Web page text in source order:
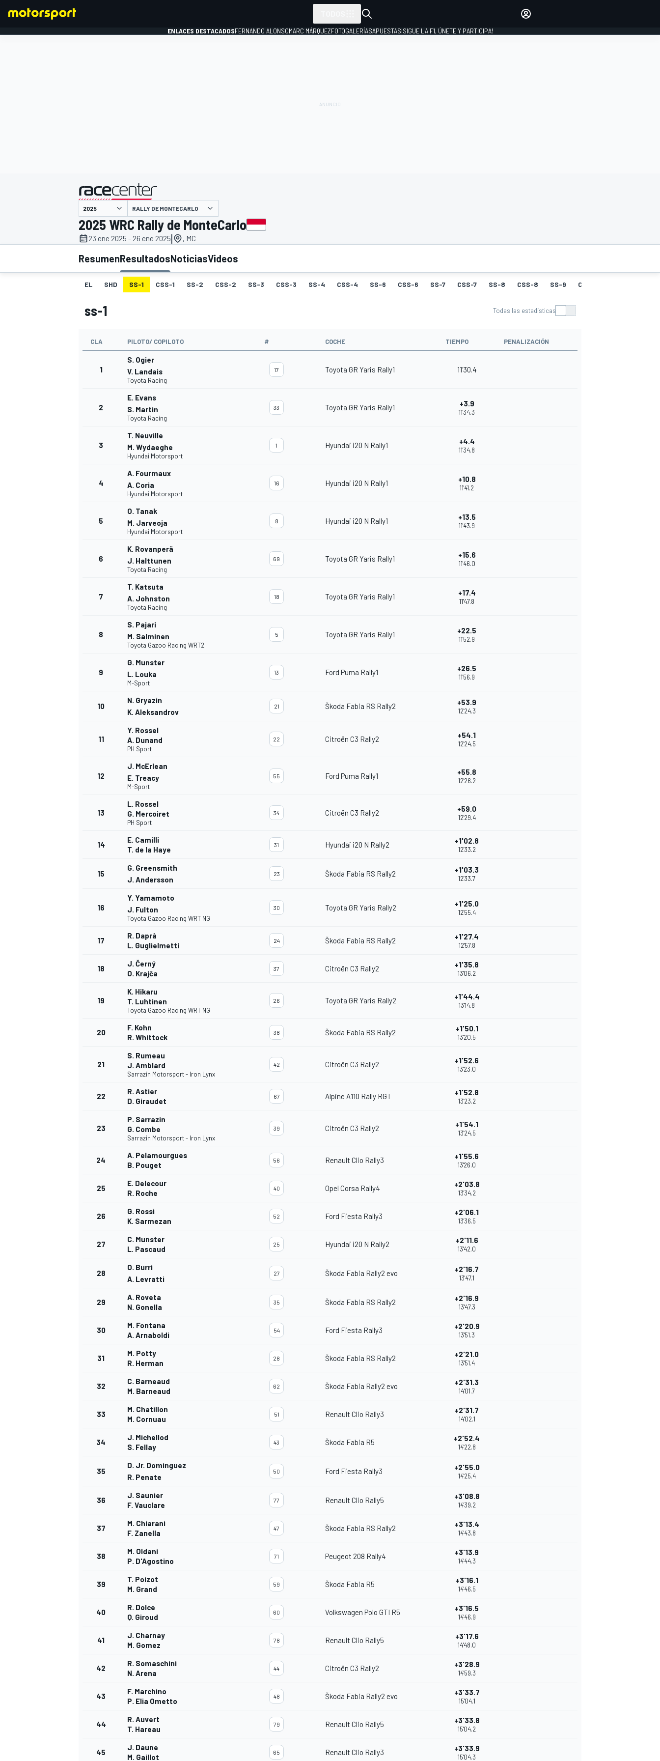
INDYCAR WRC
MÁS CATEGORÍAS
ENLACES DESTACADOSFERNANDO ALONSOMARC MÁRQUEZFOTOGALERÍASAPUESTAS¡SIGUE LA F1, ÚNETE Y PARTICIPA!
presentado por
RALLY DE MONTECARLO
2025 WRC Rally de MonteCarlo
23 ene 2025 - 26 ene 2025| , MC
ResumenResultadosNoticiasVideos
EL SHD SS-1 CSS-1 SS-2 CSS-2 SS-3 CSS-3 SS-4 CSS-4 SS-6 CSS-6 SS-7 CSS-7 SS-8 CSS-8 SS-9 CSS-9
ss-1 Todas las estadísticas
CLA PILOTO/ COPILOTO # COCHE TIEMPO PENALIZACIÓN
1
S. Ogier
V. Landais
Toyota Racing
17 Toyota GR Yaris Rally1 11'30.4
2
E. Evans
S. Martin
Toyota Racing
33 Toyota GR Yaris Rally1 +3.9
11'34.3
3
T. Neuville
M. Wydaeghe
Hyundai Motorsport
1 Hyundai i20 N Rally1 +4.4
11'34.8
4
A. Fourmaux
A. Coria
Hyundai Motorsport
16 Hyundai i20 N Rally1 +10.8
11'41.2
5
O. Tanak
M. Jarveoja
Hyundai Motorsport
8 Hyundai i20 N Rally1 +13.5
11'43.9
6
K. Rovanperä
J. Halttunen
Toyota Racing
69 Toyota GR Yaris Rally1 +15.6
11'46.0
7
T. Katsuta
A. Johnston
Toyota Racing
18 Toyota GR Yaris Rally1 +17.4
11'47.8
8
S. Pajari
M. Salminen
Toyota Gazoo Racing WRT2
5 Toyota GR Yaris Rally1 +22.5
11'52.9
9
G. Munster
L. Louka
M-Sport
13 Ford Puma Rally1 +26.5
11'56.9
10
N. Gryazin
K. Aleksandrov
21 Škoda Fabia RS Rally2 +53.9
12'24.3
11
Y. Rossel
A. Dunand
PH Sport
22 Citroën C3 Rally2 +54.1
12'24.5
12
J. McErlean
E. Treacy
M-Sport
55 Ford Puma Rally1 +55.8
12'26.2
13
L. Rossel
G. Mercoiret
PH Sport
34 Citroën C3 Rally2 +59.0
12'29.4
14
E. Camilli
T. de la Haye
31 Hyundai i20 N Rally2 +1'02.8
12'33.2
15
G. Greensmith
J. Andersson
23 Škoda Fabia RS Rally2 +1'03.3
12'33.7
16
Y. Yamamoto
J. Fulton
Toyota Gazoo Racing WRT NG
30 Toyota GR Yaris Rally2 +1'25.0
12'55.4
17
R. Daprà
L. Guglielmetti
24 Škoda Fabia RS Rally2 +1'27.4
12'57.8
18
J. Černý
O. Krajča
37 Citroën C3 Rally2 +1'35.8
13'06.2
19
K. Hikaru
T. Luhtinen
Toyota Gazoo Racing WRT NG
26 Toyota GR Yaris Rally2 +1'44.4
13'14.8
20
F. Kohn
R. Whittock
38 Škoda Fabia RS Rally2 +1'50.1
13'20.5
21
S. Rumeau
J. Amblard
Sarrazin Motorsport - Iron Lynx
42 Citroën C3 Rally2 +1'52.6
13'23.0
22
R. Astier
D. Giraudet
67 Alpine A110 Rally RGT +1'52.8
13'23.2
23
P. Sarrazin
G. Combe
Sarrazin Motorsport - Iron Lynx
39 Citroën C3 Rally2 +1'54.1
13'24.5
24
A. Pelamourgues
B. Pouget
56 Renault Clio Rally3 +1'55.6
13'26.0
25
E. Delecour
R. Roche
40 Opel Corsa Rally4 +2'03.8
13'34.2
26
G. Rossi
K. Sarmezan
52 Ford Fiesta Rally3 +2'06.1
13'36.5
27
C. Munster
L. Pascaud
25 Hyundai i20 N Rally2 +2'11.6
13'42.0
28
O. Burri
A. Levratti
27 Škoda Fabia Rally2 evo +2'16.7
13'47.1
29
A. Roveta
N. Gonella
35 Škoda Fabia RS Rally2 +2'16.9
13'47.3
30
M. Fontana
A. Arnaboldi
54 Ford Fiesta Rally3 +2'20.9
13'51.3
31
M. Potty
R. Herman
28 Škoda Fabia RS Rally2 +2'21.0
13'51.4
32
C. Barneaud
M. Barneaud
62 Škoda Fabia Rally2 evo +2'31.3
14'01.7
33
M. Chatillon
M. Cornuau
51 Renault Clio Rally3 +2'31.7
14'02.1
34
J. Michellod
S. Fellay
43 Škoda Fabia R5 +2'52.4
14'22.8
35
D. Jr. Dominguez
R. Penate
50 Ford Fiesta Rally3 +2'55.0
14'25.4
36
J. Saunier
F. Vauclare
77 Renault Clio Rally5 +3'08.8
14'39.2
37
M. Chiarani
F. Zanella
47 Škoda Fabia RS Rally2 +3'13.4
14'43.8
38
M. Oldani
P. D'Agostino
71 Peugeot 208 Rally4 +3'13.9
14'44.3
39
T. Poizot
M. Grand
59 Škoda Fabia R5 +3'16.1
14'46.5
40
R. Dolce
Q. Giroud
60 Volkswagen Polo GTI R5 +3'16.5
14'46.9
41
J. Charnay
M. Gomez
78 Renault Clio Rally5 +3'17.6
14'48.0
42
R. Somaschini
N. Arena
44 Citroën C3 Rally2 +3'28.9
14'59.3
43
F. Marchino
P. Elia Ometto
48 Škoda Fabia Rally2 evo +3'33.7
15'04.1
44
R. Auvert
T. Hareau
79 Renault Clio Rally5 +3'33.8
15'04.2
45
J. Daune
M. Gaillot
65 Renault Clio Rally3 +3'33.9
15'04.3